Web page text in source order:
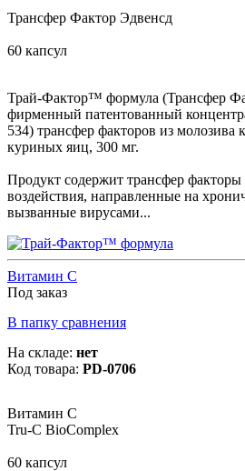
Трансфер Фактор Эдвенсд
60 капсул
Трай-Фактор™ формула (Трансфер
фирменный патентованный
534) трансфер факторов из молозива
куриных яиц, 300 мг.
Продукт содержит трансфер факторы
воздействия, направленные на
вызванные вирусами...
Витамин С
Под заказ
В папку сравнения
На складе: нет
Код товара: PD-0706
Витамин С
Tru-C BioComplex
60 капсул